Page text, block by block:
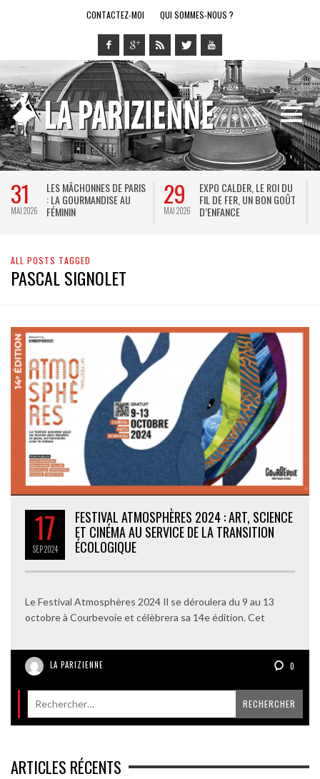
CONTACTEZ-MOI QUI SOMMES-NOUS ?
31
MAI 2026
LES MÂCHONNES DE PARIS
: LA GOURMANDISE AU
FÉMININ
29
MAI 2026
EXPO CALDER, LE ROI DU
FIL DE FER, UN BON GOÛT
D’ENFANCE
ALL POSTS TAGGED
PASCAL SIGNOLET
17
SEP2024
FESTIVAL ATMOSPHÈRES 2024 : ART, SCIENCE
ET CINÉMA AU SERVICE DE LA TRANSITION
ÉCOLOGIQUE
Le Festival Atmosphères 2024 Il se déroulera du 9 au 13
octobre à Courbevoie et célèbrera sa 14e édition. Cet
LA PARIZIENNE 0
ARTICLES RÉCENTS